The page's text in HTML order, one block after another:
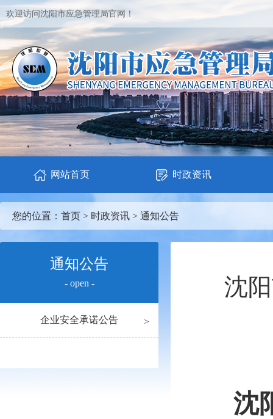
欢迎访问沈阳市应急管理局官网！
网站首页 时政资讯
您的位置： 首页 > 时政资讯 > 通知公告
通知公告
- open -
企业安全承诺公告
沈
沈